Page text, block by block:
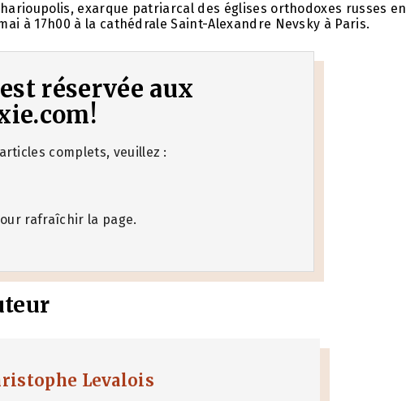
exarque patriarcal des églises orthodoxes russes en
à 17h00 à la cathédrale Saint-Alexandre Nevsky à Paris.
réservée aux
complets, veuillez :
rafraîchir la page.
Levalois